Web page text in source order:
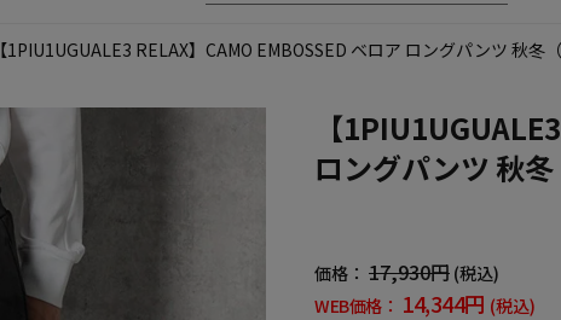
【1PIU1UGUALE3 RELAX】CAMO EMBOSSED ベロア ロングパンツ 秋
【
ロングパンツ 秋
価格： 17,930円 (税込)
WEB価格： 14,344円 (税込)